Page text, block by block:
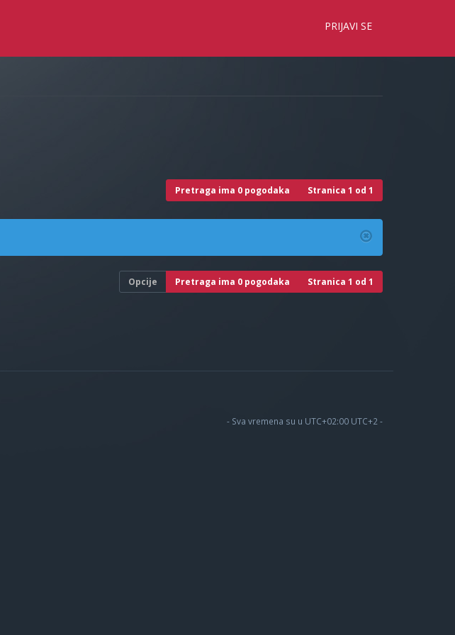
PRIJAVI SE
Pretraga ima 0 pogodaka Stranica 1 od 1
Opcije Pretraga ima 0 pogodaka Stranica 1 od 1
- Sva vremena su u UTC+02:00 UTC+2 -